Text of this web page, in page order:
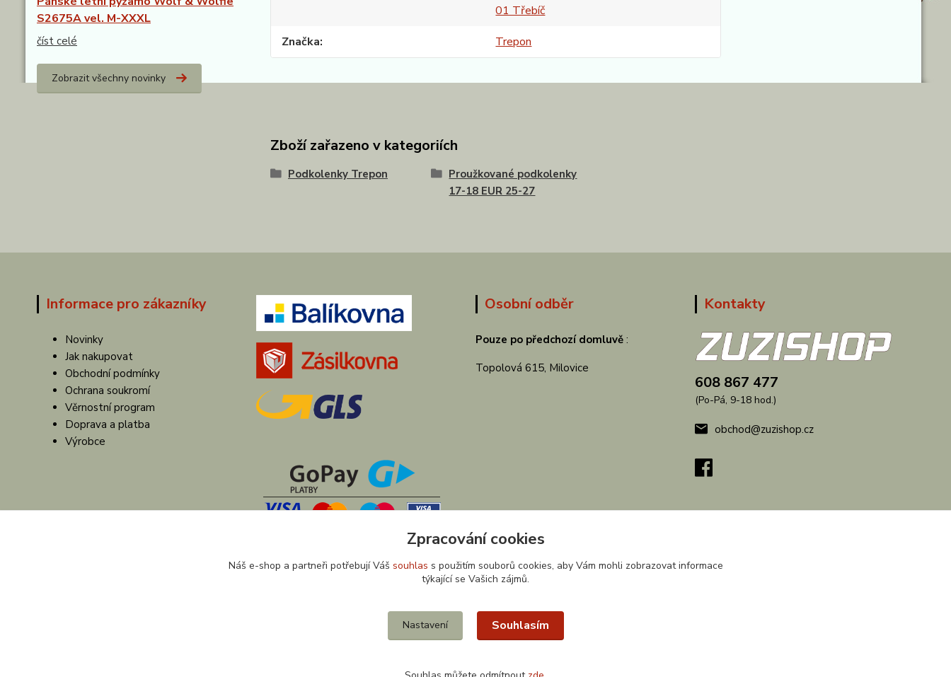
S2675A vel. M-XXXL
číst celé
Zobrazit všechny novinky
01 Třebíč
Značka
Trepon
Zboží zařazeno v kategoriích
Podkolenky Trepon
Proužkované podkolenky
17-18 EUR 25-27
Informace pro zákazníky
Novinky
Jak nakupovat
Obchodní podmínky
Ochrana soukromí
Věrnostní program
Doprava a platba
Výrobce
Osobní odběr
Pouze po předchozí domluvě :
Topolová 615, Milovice
Kontakty
608 867 477
(Po-Pá, 9-18 hod.)
obchod@zuzishop.cz
Zpracování cookies
Náš e-shop a partneři potřebují Váš souhlas s použitím souborů cookies, aby Vám mohli zobrazovat informace
týkající se Vašich zájmů.
Nastavení Souhlasím